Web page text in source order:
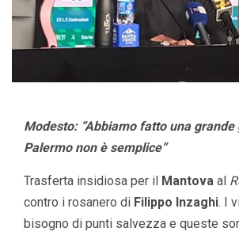
Modesto: “Abbiamo fatto una grande
Palermo non è semplice”
Trasferta insidiosa per il Mantova al
contro i rosanero di Filippo Inzaghi. I
bisogno di punti salvezza e queste